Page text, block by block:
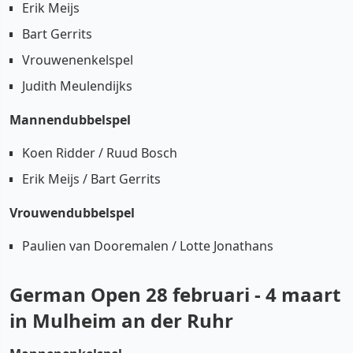
Erik Meijs
Bart Gerrits
Vrouwenenkelspel
Judith Meulendijks
Mannendubbelspel
Koen Ridder / Ruud Bosch
Erik Meijs / Bart Gerrits
Vrouwendubbelspel
Paulien van Dooremalen / Lotte Jonathans
German Open 28 februari - 4 maart
in Mulheim an der Ruhr